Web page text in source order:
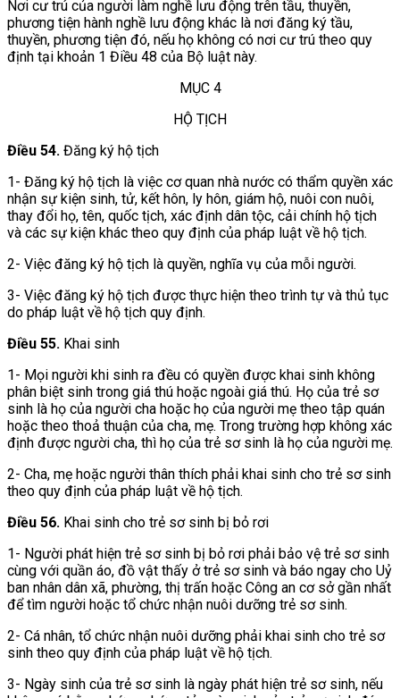
Nơi cư trú của người làm nghề lưu động trên tầu, thuyền,
phương tiện hành nghề lưu động khác là nơi đăng ký tầu,
thuyền, phương tiện đó, nếu họ không có nơi cư trú theo quy
định tại khoản 1 Điều 48 của Bộ luật này.
MỤC 4
HỘ TỊCH
Điều 54. Đăng ký hộ tịch
1- Đăng ký hộ tịch là việc cơ quan nhà nước có thẩm quyền xác
nhận sự kiện sinh, tử, kết hôn, ly hôn, giám hộ, nuôi con nuôi,
thay đổi họ, tên, quốc tịch, xác định dân tộc, cải chính hộ tịch
và các sự kiện khác theo quy định của pháp luật về hộ tịch.
2- Việc đăng ký hộ tịch là quyền, nghĩa vụ của mỗi người.
3- Việc đăng ký hộ tịch được thực hiện theo trình tự và thủ tục
do pháp luật về hộ tịch quy định.
Điều 55. Khai sinh
1- Mọi người khi sinh ra đều có quyền được khai sinh không
phân biệt sinh trong giá thú hoặc ngoài giá thú. Họ của trẻ sơ
sinh là họ của người cha hoặc họ của người mẹ theo tập quán
hoặc theo thoả thuận của cha, mẹ. Trong trường hợp không xác
định được người cha, thì họ của trẻ sơ sinh là họ của người mẹ.
2- Cha, mẹ hoặc người thân thích phải khai sinh cho trẻ sơ sinh
theo quy định của pháp luật về hộ tịch.
Điều 56. Khai sinh cho trẻ sơ sinh bị bỏ rơi
1- Người phát hiện trẻ sơ sinh bị bỏ rơi phải bảo vệ trẻ sơ sinh
cùng với quần áo, đồ vật thấy ở trẻ sơ sinh và báo ngay cho Uỷ
ban nhân dân xã, phường, thị trấn hoặc Công an cơ sở gần nhất
để tìm người hoặc tổ chức nhận nuôi dưỡng trẻ sơ sinh.
2- Cá nhân, tổ chức nhận nuôi dưỡng phải khai sinh cho trẻ sơ
sinh theo quy định của pháp luật về hộ tịch.
3- Ngày sinh của trẻ sơ sinh là ngày phát hiện trẻ sơ sinh, nếu